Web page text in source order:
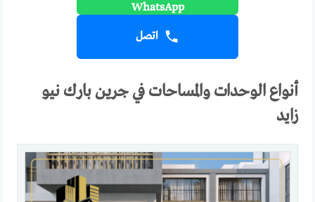
اتصل
أنواع الوحدات والمساحات في جرين بارك نيو
زايد